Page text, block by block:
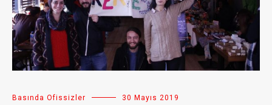
Basında Ofissizler 30 Mayıs 2019